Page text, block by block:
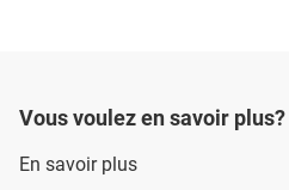
Vous voulez en savoir plus?
En savoir plus